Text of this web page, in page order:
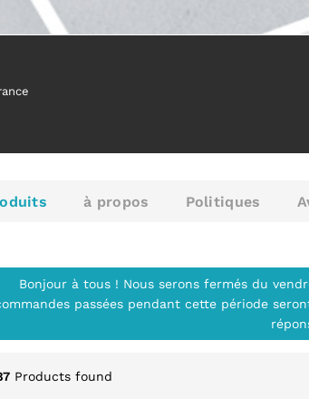
à propos Politiques
Bonjour à tous ! Nous serons fermés du
passées pendant cette période
Products found